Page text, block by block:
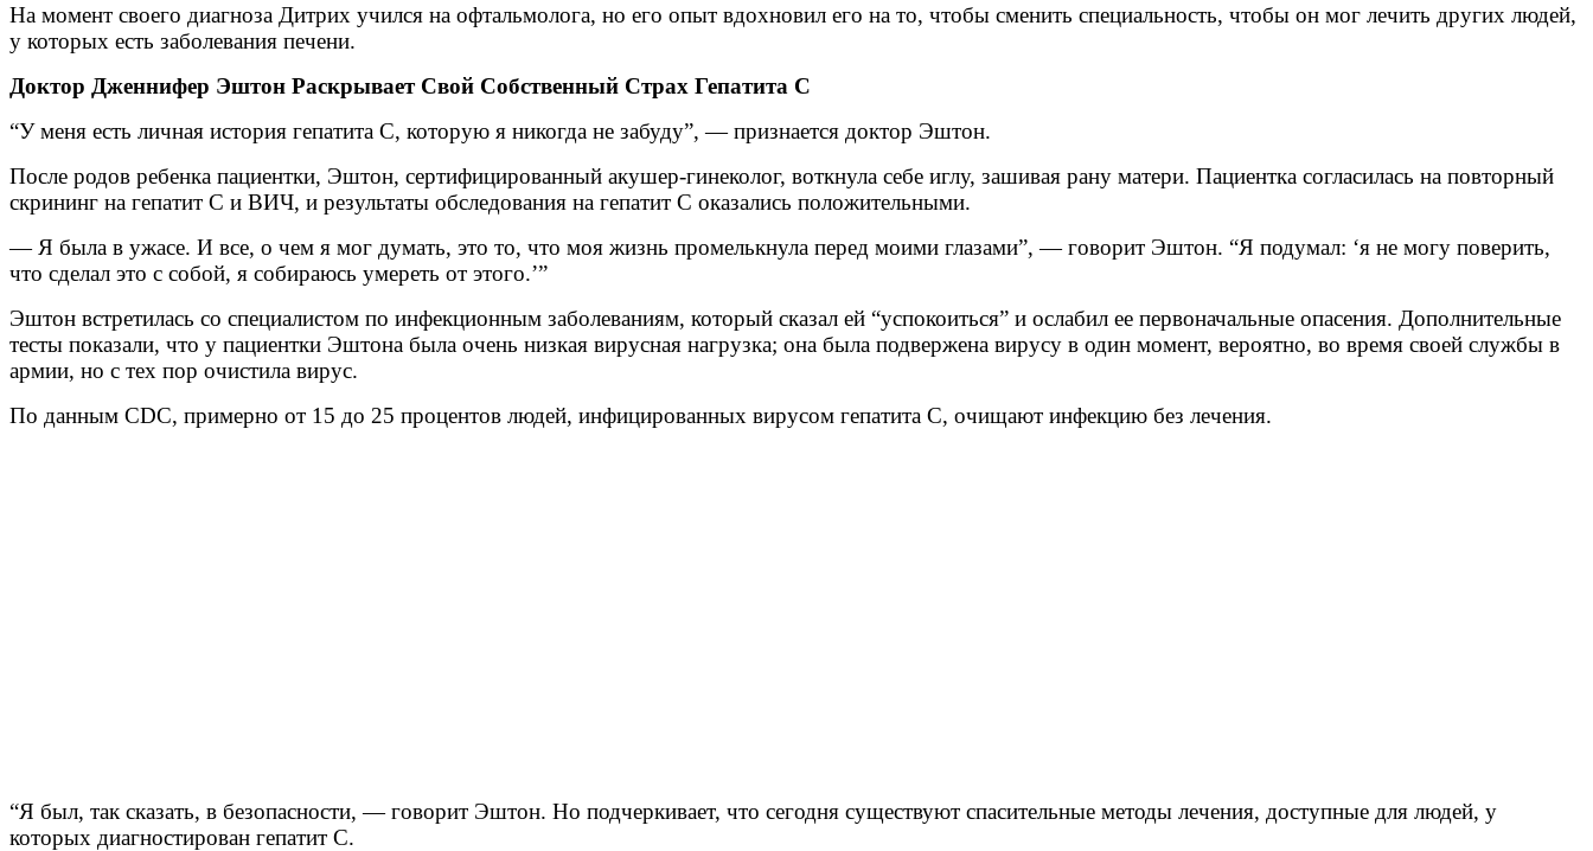
На момент своего диагноза Дитрих учился на офтальмолога, но его опыт вдохновил его на то, чтобы сменить специальность, чтобы он мог лечить других людей,
у которых есть заболевания печени.
Доктор Дженнифер Эштон Раскрывает Свой Собственный Страх Гепатита С
“У меня есть личная история гепатита С, которую я никогда не забуду”, — признается доктор Эштон.
После родов ребенка пациентки, Эштон, сертифицированный акушер-гинеколог, воткнула себе иглу, зашивая рану матери. Пациентка согласилась на повторный
скрининг на гепатит С и ВИЧ, и результаты обследования на гепатит С оказались положительными.
— Я была в ужасе. И все, о чем я мог думать, это то, что моя жизнь промелькнула перед моими глазами”, — говорит Эштон. “Я подумал: ‘я не могу поверить,
что сделал это с собой, я собираюсь умереть от этого.’”
Эштон встретилась со специалистом по инфекционным заболеваниям, который сказал ей “успокоиться” и ослабил ее первоначальные опасения. Дополнительные
тесты показали, что у пациентки Эштона была очень низкая вирусная нагрузка; она была подвержена вирусу в один момент, вероятно, во время своей службы в
армии, но с тех пор очистила вирус.
По данным CDC, примерно от 15 до 25 процентов людей, инфицированных вирусом гепатита С, очищают инфекцию без лечения.
“Я был, так сказать, в безопасности, — говорит Эштон. Но подчеркивает, что сегодня существуют спасительные методы лечения, доступные для людей, у
которых диагностирован гепатит С.